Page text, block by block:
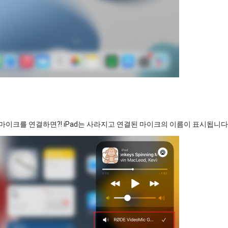
이크를 연결하면?! iPad는 사라지고 연결된 마이크의 이름이 표시됩니